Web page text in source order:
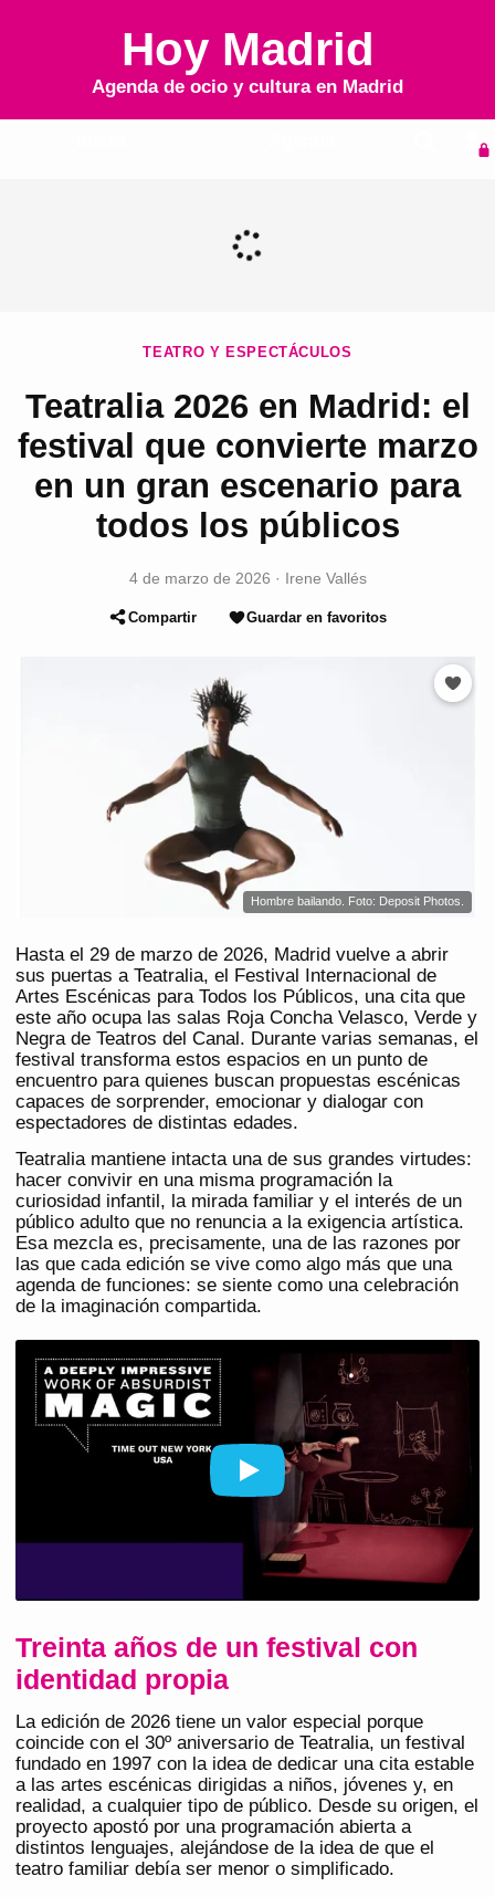
Hoy Madrid
Agenda de ocio y cultura en Madrid
TEATRO Y ESPECTÁCULOS
Teatralia 2026 en Madrid: el
festival que convierte marzo
en un gran escenario para
todos los públicos
4 de marzo de 2026 · Irene Vallés
Compartir Guardar en favoritos
Hombre bailando. Foto: Deposit Photos.
Hasta el 29 de marzo de 2026, Madrid vuelve a abrir
sus puertas a Teatralia, el Festival Internacional de
Artes Escénicas para Todos los Públicos, una cita que
este año ocupa las salas Roja Concha Velasco, Verde y
Negra de Teatros del Canal. Durante varias semanas, el
festival transforma estos espacios en un punto de
encuentro para quienes buscan propuestas escénicas
capaces de sorprender, emocionar y dialogar con
espectadores de distintas edades.
Teatralia mantiene intacta una de sus grandes virtudes:
hacer convivir en una misma programación la
curiosidad infantil, la mirada familiar y el interés de un
público adulto que no renuncia a la exigencia artística.
Esa mezcla es, precisamente, una de las razones por
las que cada edición se vive como algo más que una
agenda de funciones: se siente como una celebración
de la imaginación compartida.
Treinta años de un festival con
identidad propia
La edición de 2026 tiene un valor especial porque
coincide con el 30º aniversario de Teatralia, un festival
fundado en 1997 con la idea de dedicar una cita estable
a las artes escénicas dirigidas a niños, jóvenes y, en
realidad, a cualquier tipo de público. Desde su origen, el
proyecto apostó por una programación abierta a
distintos lenguajes, alejándose de la idea de que el
teatro familiar debía ser menor o simplificado.